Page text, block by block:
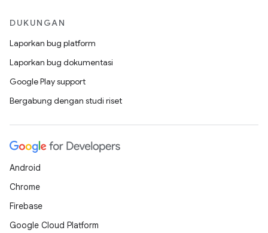
DUKUNGAN
Laporkan bug platform
Laporkan bug dokumentasi
Google Play support
Bergabung dengan studi riset
Android
Chrome
Firebase
Google Cloud Platform